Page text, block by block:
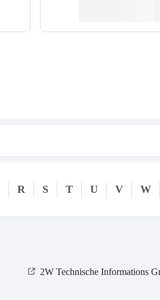
R S T U V W
2W Technische Informations